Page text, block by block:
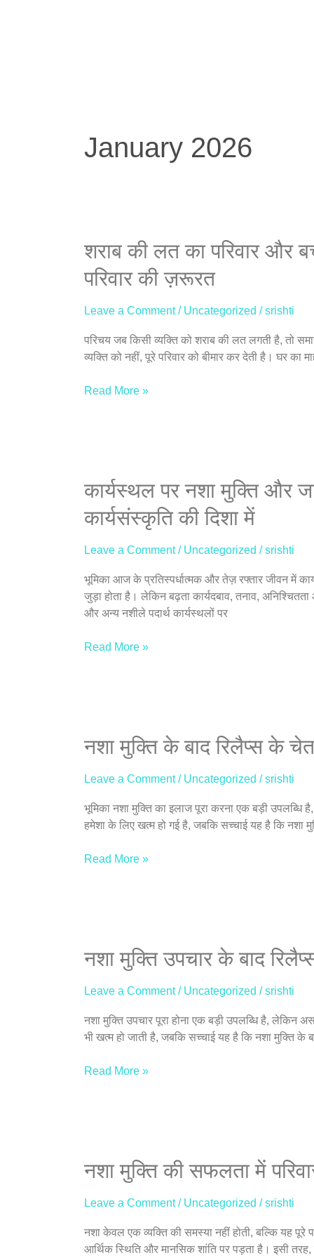
January 2026
शराब की लत का परिवार और
परिवार की ज़रूरत
Leave a Comment / Uncategorized /srishti
परिचय जब किसी व्यक्ति को शराब की लत लगती है, तो
व्यक्ति को नहीं, पूरे परिवार को बीमार कर देती है। घर
शराब
की
लत
परिवार
बच्चों
पर
|
की
नहीं,
परिवार
ज़रूरत
Read More »
कार्यस्थल पर नशा मुक्ति और
कार्यसंस्कृति की दिशा में
Leave a Comment / Uncategorized /srishti
भूमिका आज के प्रतिस्पर्धात्मक और तेज़ रफ्तार जीवन में
जुड़ा होता है। लेकिन बढ़ता कार्यदबाव, तनाव,
और अन्य नशीले पदार्थ कार्यस्थलों पर
कार्यस्थल
पर
नशा
और
कार्यक्रम:
सुरक्षित,
स्वस्थ
उत्पादक
Read More »
नशा मुक्ति के बाद रिलैप्स के
Leave a Comment / Uncategorized /srishti
भूमिका नशा मुक्ति का इलाज पूरा करना एक बड़ी
हमेशा के लिए खत्म हो गई है, जबकि सच्चाई यह है कि नशा
नशा
मुक्ति
के
रिलैप्स
के
संकेत:
कैसे
Read More »
नशा मुक्ति उपचार के बाद
Leave a Comment / Uncategorized /srishti
नशा मुक्ति उपचार पूरा होना एक बड़ी उपलब्धि है, लेकिन
भी खत्म हो जाती है, जबकि सच्चाई यह है कि नशा मुक्ति के
नशा
मुक्ति
उपचार
बाद
रिलैप्स
बचाव
Read More »
नशा मुक्ति की सफलता में
Leave a Comment / Uncategorized /srishti
नशा केवल एक व्यक्ति की समस्या नहीं होती, बल्कि यह
आर्थिक स्थिति और मानसिक शांति पर पड़ता है। इसी
नशा
मुक्ति
की
में
परिवार